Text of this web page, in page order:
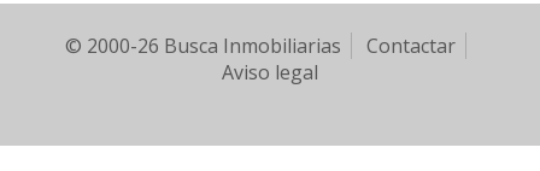
© 2000-26 Busca Inmobiliarias
Contactar
Aviso legal